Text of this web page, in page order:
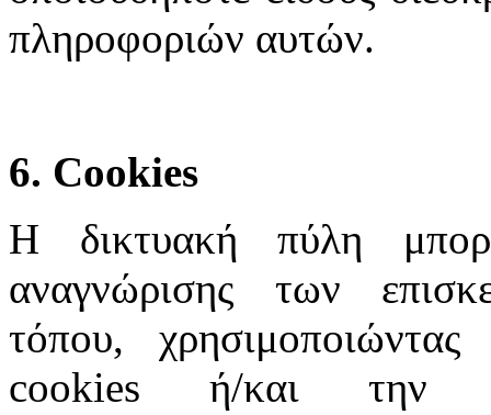
πληροφοριών αυτών.
6. Cookies
Η δικτυακή πύλη
αναγνώρισης των
τόπου, χρησιμοποιώντας
cookies ή/και την